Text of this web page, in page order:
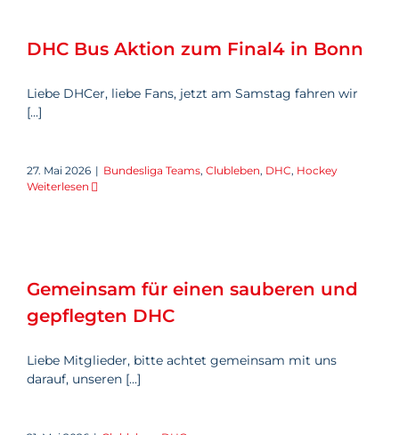
DHC Bus Aktion zum Final4 in Bonn
Liebe DHCer, liebe Fans, jetzt am Samstag fahren wir
[...]
27. Mai 2026 | Bundesliga Teams, Clubleben, DHC, Hockey
Weiterlesen
Gemeinsam für einen sauberen und
gepflegten DHC
Liebe Mitglieder, bitte achtet gemeinsam mit uns
darauf, unseren [...]